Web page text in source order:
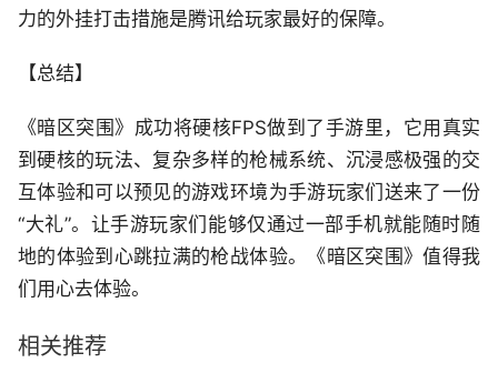
力的外挂打击措施是腾讯给玩家最好的保障。
【总结】
《暗区突围》成功将硬核FPS做到了手游里，它用真实
到硬核的玩法、复杂多样的枪械系统、沉浸感极强的交
互体验和可以预见的游戏环境为手游玩家们送来了一份
“大礼”。让手游玩家们能够仅通过一部手机就能随时随
地的体验到心跳拉满的枪战体验。《暗区突围》值得我
们用心去体验。
相关推荐